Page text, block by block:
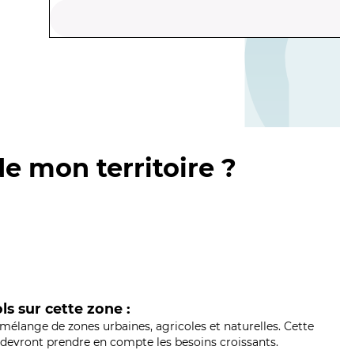
mon territoire ?
sur cette zone :
de zones urbaines, agricoles et naturelles. Cette
prendre en compte les besoins croissants.